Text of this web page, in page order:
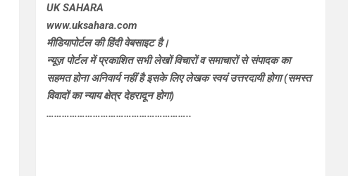
UK SAHARA
www.uksahara.com
मीडियापोर्टल की हिंदी वेबसाइट है।
न्यूज़ पोर्टल में प्रकाशित सभी लेखों विचारों व समाचारों से संपादक का
सहमत होना अनिवार्य नहीं है इसके लिए लेखक स्वयं उत्तरदायी होगा (समस्त
विवादों का न्याय क्षेत्र देहरादून होगा)
………………………………………………..